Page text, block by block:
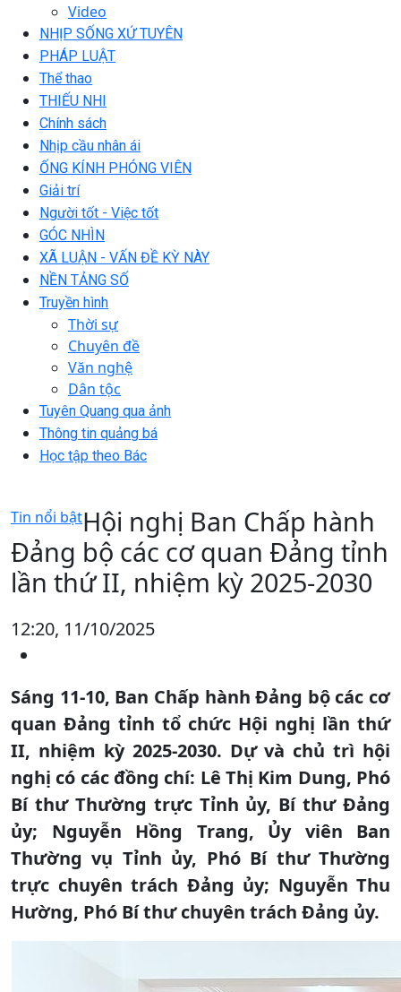
Video
NHỊP SỐNG XỨ TUYÊN
PHÁP LUẬT
Thể thao
THIẾU NHI
Chính sách
Nhịp cầu nhân ái
ỐNG KÍNH PHÓNG VIÊN
Giải trí
Người tốt - Việc tốt
GÓC NHÌN
XÃ LUẬN - VẤN ĐỀ KỲ NÀY
NỀN TẢNG SỐ
Truyền hình
Thời sự
Chuyên đề
Văn nghệ
Dân tộc
Tuyên Quang qua ảnh
Thông tin quảng bá
Học tập theo Bác
Tin nổi bậtHội nghị Ban Chấp hành
Đảng bộ các cơ quan Đảng tỉnh
lần thứ II, nhiệm kỳ 2025-2030
12:20, 11/10/2025
Sáng 11-10, Ban Chấp hành Đảng bộ các cơ
quan Đảng tỉnh tổ chức Hội nghị lần thứ
II, nhiệm kỳ 2025-2030. Dự và chủ trì hội
nghị có các đồng chí: Lê Thị Kim Dung, Phó
Bí thư Thường trực Tỉnh ủy, Bí thư Đảng
ủy; Nguyễn Hồng Trang, Ủy viên Ban
Thường vụ Tỉnh ủy, Phó Bí thư Thường
trực chuyên trách Đảng ủy; Nguyễn Thu
Hường, Phó Bí thư chuyên trách Đảng ủy.